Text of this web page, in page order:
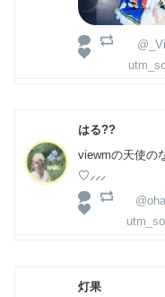
はる??
viewmの天使の
♡⸝⸝⸝
灯果